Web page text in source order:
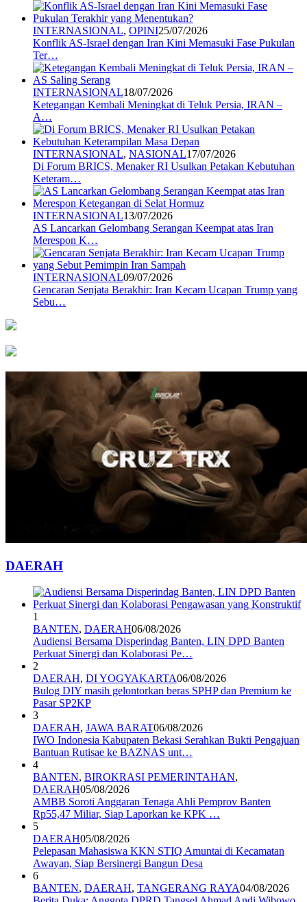
INTERNASIONAL, OPINI25/07/2026
Konflik AS-Israel dengan Iran Kini Memasuki Fase Pukulan
Ter…
INTERNASIONAL18/07/2026
Ketegangan Kembali Meningkat di Teluk Persia, IRAN –
A…
INTERNASIONAL, NASIONAL17/07/2026
Di Forum BRICS, Menaker RI Usulkan Petakan Kebutuhan
Keteram…
INTERNASIONAL13/07/2026
AS Lancarkan Gelombang Serangan Keempat atas Iran
Merespon K…
INTERNASIONAL09/07/2026
Gencaran Senjata Berakhir: Iran Kecam Ucapan Trump yang
Sebu…
DAERAH
1
BANTEN, DAERAH06/08/2026
Audiensi Bersama Disperindag Banten, LIN DPD Banten
Perkuat Sinergi dan Kolaborasi Pe…
2
DAERAH, DI YOGYAKARTA06/08/2026
Bulog DIY masih gelontorkan beras SPHP dan Premium ke
Pasar SP2KP
3
DAERAH, JAWA BARAT06/08/2026
IWO Indonesia Kabupaten Bekasi Serahkan Bukti Pengajuan
Bantuan Rutisae ke BAZNAS unt…
4
BANTEN, BIROKRASI PEMERINTAHAN,
DAERAH05/08/2026
AMBB Soroti Anggaran Tenaga Ahli Pemprov Banten
Rp55,47 Miliar, Siap Laporkan ke KPK …
5
DAERAH05/08/2026
Pelepasan Mahasiswa KKN STIQ Amuntai di Kecamatan
Awayan, Siap Bersinergi Bangun Desa
6
BANTEN, DAERAH, TANGERANG RAYA04/08/2026